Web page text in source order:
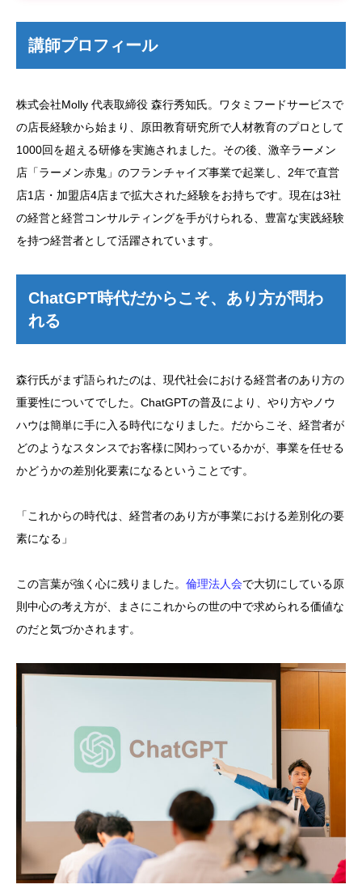
講師プロフィール
株式会社Molly 代表取締役 森行秀知氏。ワタミフードサービスで
の店長経験から始まり、原田教育研究所で人材教育のプロとして
1000回を超える研修を実施されました。その後、激辛ラーメン
店「ラーメン赤鬼」のフランチャイズ事業で起業し、2年で直営
店1店・加盟店4店まで拡大された経験をお持ちです。現在は3社
の経営と経営コンサルティングを手がけられる、豊富な実践経験
を持つ経営者として活躍されています。
ChatGPT時代だからこそ、あり方が問わ
れる
森行氏がまず語られたのは、現代社会における経営者のあり方の
重要性についてでした。ChatGPTの普及により、やり方やノウ
ハウは簡単に手に入る時代になりました。だからこそ、経営者が
どのようなスタンスでお客様に関わっているかが、事業を任せる
かどうかの差別化要素になるということです。
「これからの時代は、経営者のあり方が事業における差別化の要
素になる」
この言葉が強く心に残りました。 倫理法人会で大切にしている原
則中心の考え方が、まさにこれからの世の中で求められる価値な
のだと気づかされます。